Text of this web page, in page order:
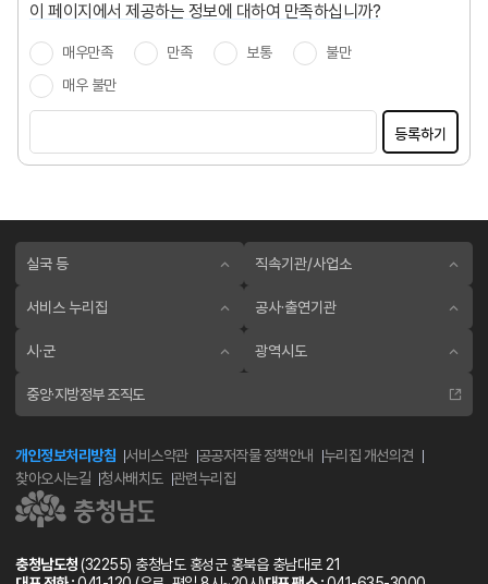
이 페이지에서 제공하는 정보에 대하여 만족하십니까?
매우만족 만족 보통
불만
매우 불만
등록하기
실국 등 직속기관/사업소
서비스 누리집 공사·출연기관
시·군 광역시도
중앙·지방정부 조직도
개인정보처리방침 서비스약관 공공저작물 정책안내
누리집 개선의견
찾아오시는길
청사배치도 관련누리집
충청남도청(32255) 충청남도 홍성군 홍북읍 충남대로 21